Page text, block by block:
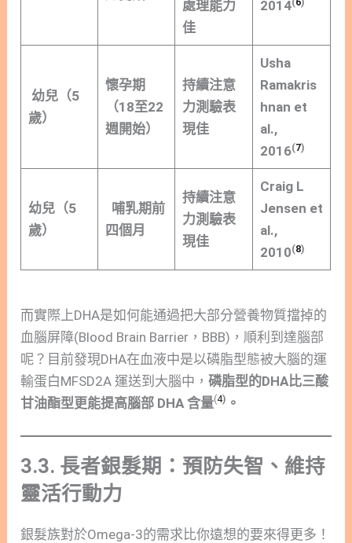
處理能力
佳
2014
幼兒（5
歲）
懷孕期
（18至22
週開始）
持續注意
力測驗表
現佳
Usha
Ramakris
hnan et
al.,
2016(7)
幼兒（5
歲）
哺乳期前
四個月
持續注意
力測驗表
現佳
Craig L
Jensen et
al.,
2010(8)
而實際上DHA是如何能通過把大部分營養物質擋掉的
血腦屏障(Blood Brain Barrier，BBB)，順利到達腦部
呢？目前發現DHA在血液中是以磷脂型態被大腦的運
輸蛋白MFSD2A 運送到大腦中，磷脂型的DHA比三酸
甘油酯型更能提高腦部 DHA 含量(4) 。
3.3. 長者銀髮期：預防失智、維持
靈活行動力
銀髮族對於Omega-3的需求比你遠想的要來得更多！